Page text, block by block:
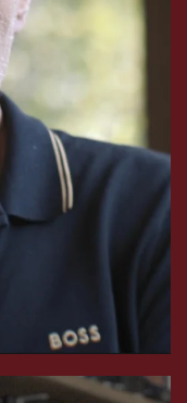
expert de